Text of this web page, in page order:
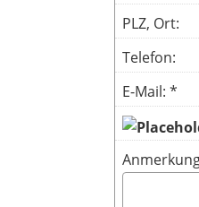
PLZ, Ort:
Telefon:
E-Mail: *